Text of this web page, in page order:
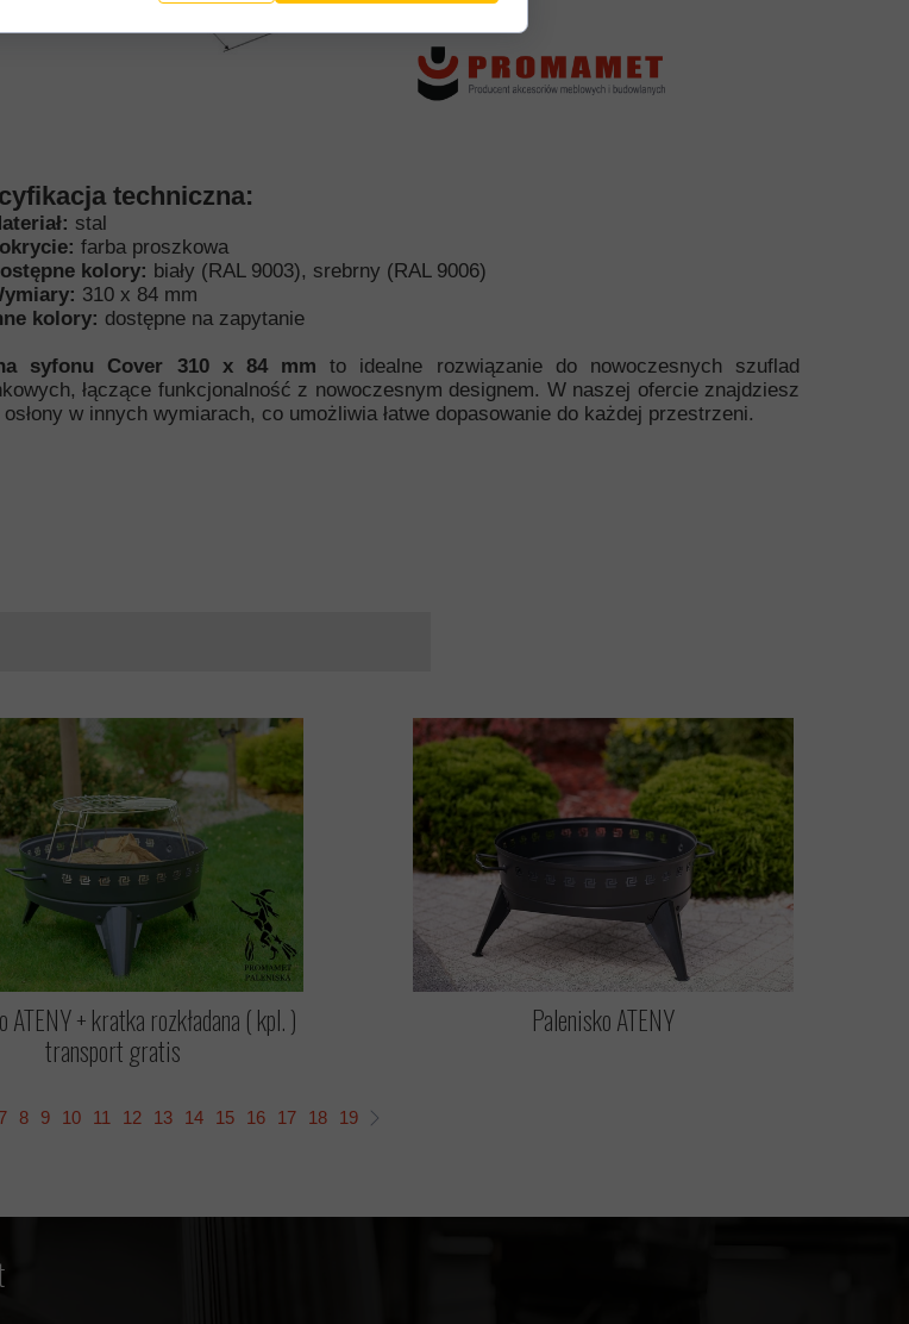
ATENY + kratka rozkładana ( kpl. )
transport gratis
Palenisko ATENY
7 8 9 10 11 12 13 14 15 16 17 18 19
techniczna:
stal
farba proszkowa
kolory: biały (RAL 9003), srebrny (RAL 9006)
310 x 84 mm
kolory: dostępne na zapytanie
syfonu Cover 310 x 84 mm to idealne rozwiązanie do nowoczesnych szuflad
łączące funkcjonalność z nowoczesnym designem. W naszej ofercie znajdziesz
w innych wymiarach, co umożliwia łatwe dopasowanie do każdej przestrzeni.